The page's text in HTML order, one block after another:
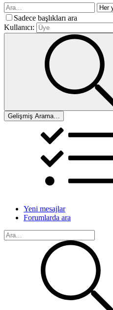
Sadece başlıkları ara
Kullanıcı:
Gelişmiş Arama…
Yeni mesajlar
Forumlarda ara